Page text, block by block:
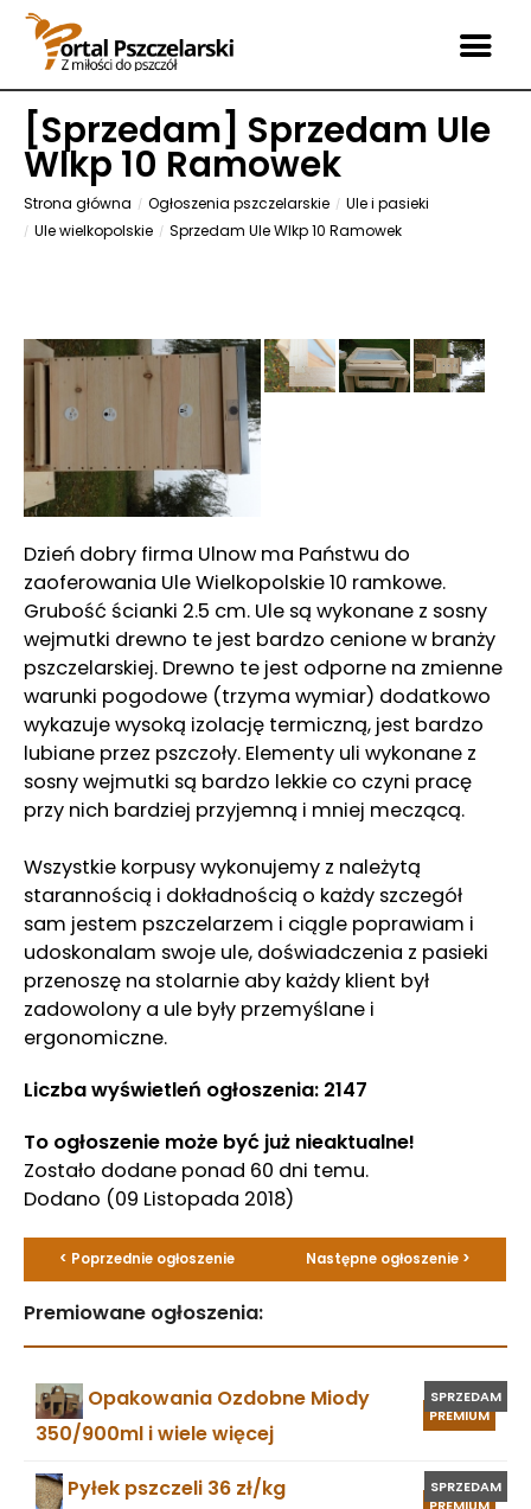
[Sprzedam] Sprzedam Ule
Wlkp 10 Ramowek
Strona główna Ogłoszenia pszczelarskie
Ule i pasieki
Ule wielkopolskie
Sprzedam Ule Wlkp 10 Ramowek
Dzień dobry firma Ulnow ma Państwu do
zaoferowania Ule Wielkopolskie 10 ramkowe.
Grubość ścianki 2.5 cm. Ule są wykonane z sosny
wejmutki drewno te jest bardzo cenione w branży
pszczelarskiej. Drewno te jest odporne na zmienne
warunki pogodowe (trzyma wymiar) dodatkowo
wykazuje wysoką izolację termiczną, jest bardzo
lubiane przez pszczoły. Elementy uli wykonane z
sosny wejmutki są bardzo lekkie co czyni pracę
przy nich bardziej przyjemną i mniej meczącą.
Wszystkie korpusy wykonujemy z należytą
starannością i dokładnością o każdy szczegół
sam jestem pszczelarzem i ciągle poprawiam i
udoskonalam swoje ule, doświadczenia z pasieki
przenoszę na stolarnie aby każdy klient był
zadowolony a ule były przemyślane i
ergonomiczne.
Liczba wyświetleń ogłoszenia: 2147
To ogłoszenie może być już nieaktualne!
Zostało dodane ponad 60 dni temu.
Dodano (09 Listopada 2018)
< Poprzednie ogłoszenie Następne ogłoszenie >
Premiowane ogłoszenia:
PREMIUM
SPRZEDAM
Opakowania Ozdobne Miody
350/900ml i wiele więcej
PREMIUM
SPRZEDAM
Pyłek pszczeli 36 zł/kg